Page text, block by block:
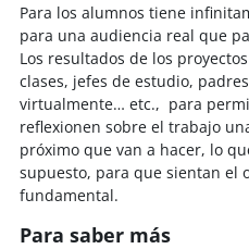
Para los alumnos tiene
para una audiencia real que
Los resultados de los
clases, jefes de estudio,
virtualmente… etc., para
reflexionen sobre el trabajo
próximo que van a hacer, lo
supuesto, para que sientan el
fundamental.
Para saber más